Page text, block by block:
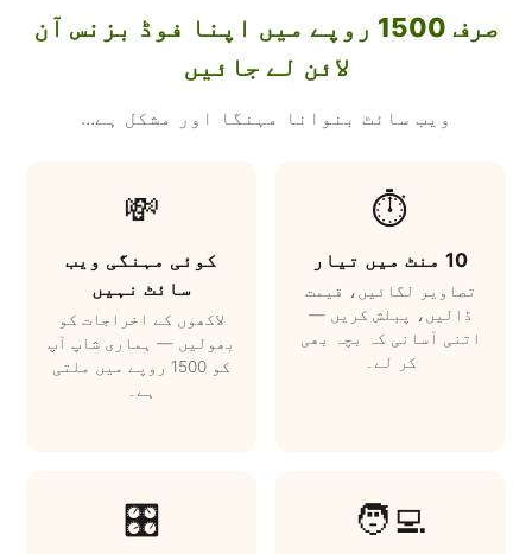
صرف 1500 روپے میں اپنا فوڈ بزنس آن
لائن لے جائیں
ویب سائٹ بنوانا مہنگا اور مشکل ہے...
⏱️
10 منٹ میں تیار
تصاویر لگائیں، قیمت
ڈالیں، پبلش کریں —
اتنی آسانی کہ بچہ بھی
کر لے۔
💸
کوئی مہنگی ویب
سائٹ نہیں
لاکھوں کے اخراجات کو
بھولیں — ہماری شاپ آپ
کو 1500 روپے میں ملتی
ہے۔
🧑‍💻
🎛️